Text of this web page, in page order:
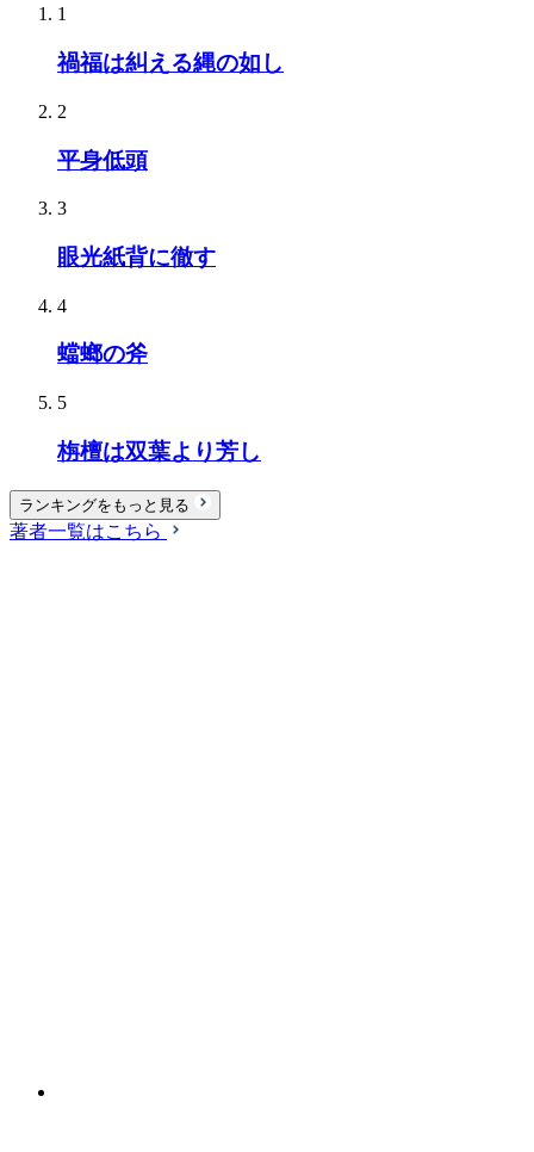
1
禍福は糾える縄の如し
2
平身低頭
3
眼光紙背に徹す
4
蟷螂の斧
5
栴檀は双葉より芳し
ランキングをもっと見る
著者一覧はこちら